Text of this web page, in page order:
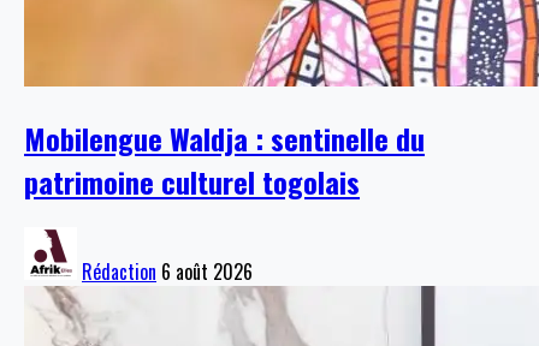
Mobilengue Waldja : sentinelle du
patrimoine culturel togolais
Rédaction 6 août 2026